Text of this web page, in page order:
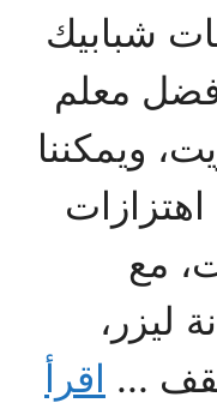
شبابيك
معلم
ويمكننا
مع
ليزر،
... اقرأ